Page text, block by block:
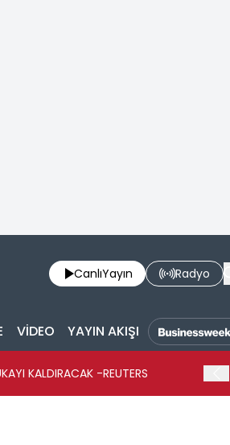
CanlıYayın Radyo
VİDEO YAYIN AKIŞI
KALDIRACAK -REUTERS